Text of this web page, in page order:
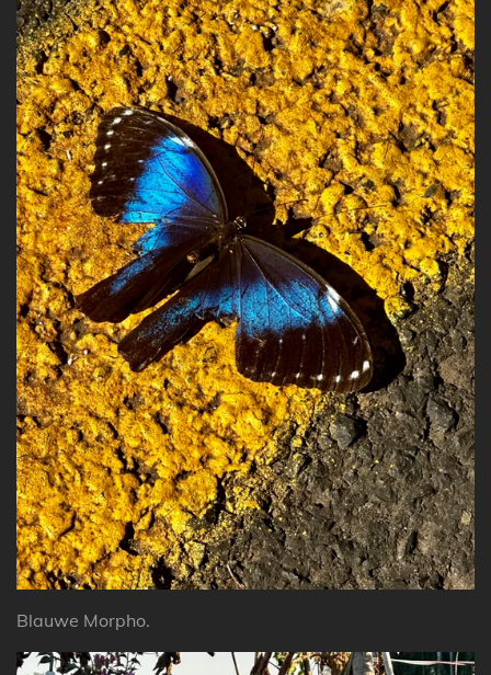
Blauwe Morpho.